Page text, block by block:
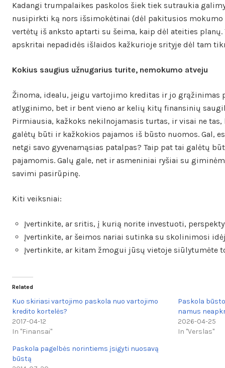
Kadangi trumpalaikes paskolos šiek tiek sutraukia
nusipirkti ką nors išsimokėtinai (dėl pakitusios
vertėtų iš anksto aptarti su šeima, kaip dėl ateities
apskritai nepadidės išlaidos kažkurioje srityje dėl tam
Kokius saugius užnugarius turite, nemokumo atveju
Žinoma, idealu, jeigu vartojimo kreditas ir jo grąžinimas
atlyginimo, bet ir bent vieno ar kelių kitų finansinių
Pirmiausia, kažkoks nekilnojamasis turtas, ir visai ne tas,
galėtų būti ir kažkokios pajamos iš būsto nuomos. Gal,
netgi savo gyvenamąsias patalpas? Taip pat tai galėtų
pajamomis. Galų gale, net ir asmeniniai ryšiai su
savimi pasirūpinę.
Kiti veiksniai:
Įvertinkite, ar sritis, į kurią norite investuoti,
Įvertinkite, ar šeimos nariai sutinka su skolinimosi
Įvertinkite, ar kitam žmogui jūsų vietoje siūlytumėte
Related
Kuo skiriasi vartojimo paskola nuo vartojimo
kredito kortelės?
2017-04-12
In "Finansai"
Paskola
namus
2026-04-25
In "Verslas"
Paskola pagelbės norintiems įsigyti nuosavą
būstą